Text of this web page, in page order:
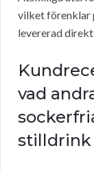
vilket förenklar
levererad
vad
stilldrink